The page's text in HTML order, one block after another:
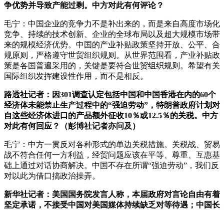
争优势并导致产能过剩。中方对此有何评论？
毛宁：中国企业的竞争力不是补出来的，而是来自高度市场化
竞争、持续的技术创新、企业的全球布局以及超大规模市场带
来的规模经济优势。中国的产业补贴政策坚持开放、公平、合
规原则，严格遵守世贸组织规则。从世界范围看，产业补贴政
策是各国普遍采用的，关键是要符合世贸组织规则。希望有关
国际组织发挥建设性作用，而不是相反。
路透社记者：因301调查认定包括中国和中国香港在内的60个
经济体未能禁止生产过程中的“强迫劳动”，特朗普政府计划对
自这些经济体进口的产品额外征收10％或12.5％的关税。中方
对此有何回应？（彭博社记者亦问及）
毛宁：中方一贯反对各种形式的单边关税措施。关税战、贸易
战不符合任何一方利益，经贸问题应该在平等、尊重、互惠基
础上通过对话协商解决。中国不存在所谓“强迫劳动”，我们反
对以此为借口搞政治操弄。
新华社记者：美国国务院发言人称，本届政府对言论自由有着
坚定承诺，不接受中国对美国媒体持续缺乏对等待遇；中国长